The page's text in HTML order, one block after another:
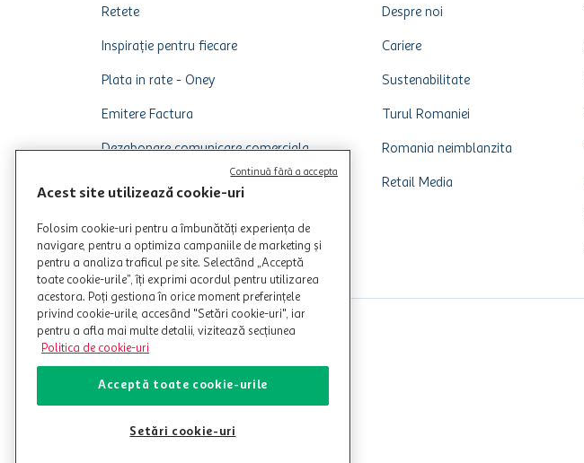
Retete
Inspirație pentru fiecare
Plata in rate - Oney
Emitere Factura
Dezabonare comunicare comerciala
Despre noi
Cariere
Sustenabilitate
Turul Romaniei
Romania neimblanzita
Retail Media
Acest site utilizează cookie-uri
Folosim cookie-uri pentru a îmbunătăți experiența de
navigare, pentru a optimiza campaniile de marketing și
pentru a analiza traficul pe site. Selectând „Acceptă
toate cookie-urile”, îți exprimi acordul pentru utilizarea
acestora. Poți gestiona în orice moment preferințele
privind cookie-urile, accesând "Setări cookie-uri", iar
pentru a afla mai multe detalii, vizitează secțiunea
Politica de cookie-uri
Acceptă toate cookie-urile
Setări cookie-uri
Continuă fără a accepta